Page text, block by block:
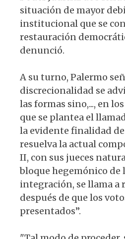
situación de mayor
institucional que se
restauración
denunció.
A su turno, Palermo
discrecionalidad se
las formas sino,..., en
que se plantea el
la evidente finalidad
resuelva la actual
II, con sus jueces
bloque hegemónico de
integración, se llama a
después de que los
presentados”.